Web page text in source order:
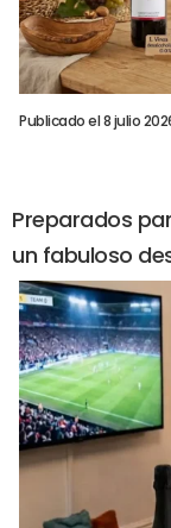
Publicado el 8 julio
Preparados
un fabuloso